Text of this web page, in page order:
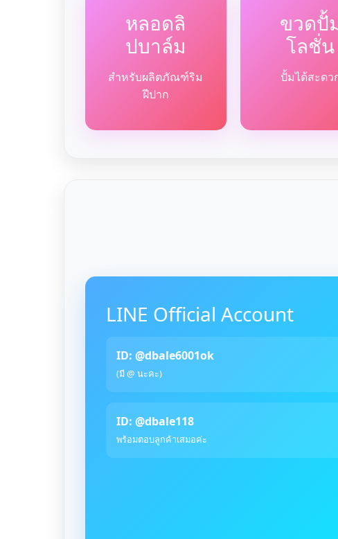
หลอดลิ
ปบาล์ม
สำหรับผลิตภัณฑ์ริม
ฝีปาก
ขวดปั้
โลชั่น
ปั้มได้สะดว
LINE Official Account
ID: @dbale6001ok
(มี @ นะคะ)
ID: @dbale118
พร้อมตอบลูกค้าเสมอค่ะ